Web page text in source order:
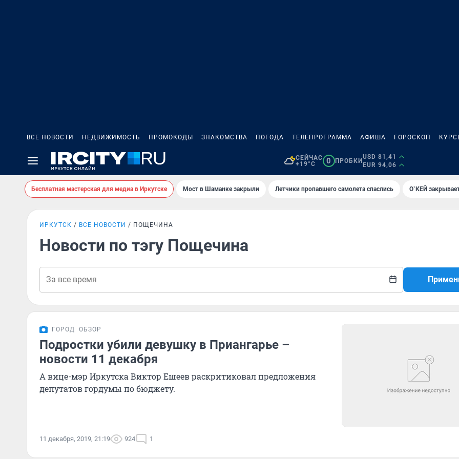
ВСЕ НОВОСТИ НЕДВИЖИМОСТЬ ПРОМОКОДЫ ЗНАКОМСТВА ПОГОДА ТЕЛЕПРОГРАММА АФИША ГОРОСКОП
СЕЙЧАС
+19°C
0 ПРОБКИ
USD 81,41
EUR 94,06
Бесплатная мастерская для медиа в Иркутске Мост в Шаманке закрыли Летчики пропавшего самолета спаслись О`КЕЙ
ИРКУТСК ВСЕ НОВОСТИ ПОЩЕЧИНА
Новости по тэгу Пощечина
ГОРОД ОБЗОР
Подростки убили девушку в Приангарье –
новости 11 декабря
А вице-мэр Иркутска Виктор Ешеев раскритиковал предложения
депутатов гордумы по бюджету.
11 декабря, 2019, 21:19 924 1